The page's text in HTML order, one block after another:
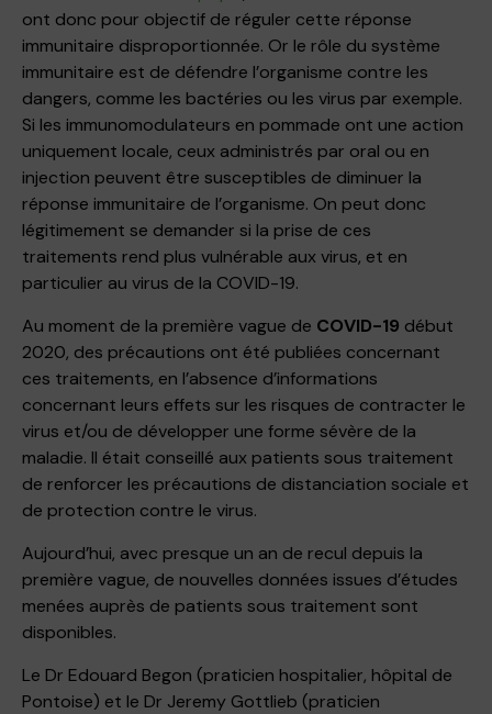
ont donc pour objectif de réguler cette réponse
immunitaire disproportionnée. Or le rôle du système
immunitaire est de défendre l’organisme contre les
dangers, comme les bactéries ou les virus par exemple.
Si les immunomodulateurs en pommade ont une action
uniquement locale, ceux administrés par oral ou en
injection peuvent être susceptibles de diminuer la
réponse immunitaire de l’organisme. On peut donc
légitimement se demander si la prise de ces
traitements rend plus vulnérable aux virus, et en
particulier au virus de la COVID-19.
Au moment de la première vague de COVID-19 début
2020, des précautions ont été publiées concernant
ces traitements, en l’absence d’informations
concernant leurs effets sur les risques de contracter le
virus et/ou de développer une forme sévère de la
maladie. Il était conseillé aux patients sous traitement
de renforcer les précautions de distanciation sociale et
de protection contre le virus.
Aujourd’hui, avec presque un an de recul depuis la
première vague, de nouvelles données issues d’études
menées auprès de patients sous traitement sont
disponibles.
Le Dr Edouard Begon (praticien hospitalier, hôpital de
Pontoise) et le Dr Jeremy Gottlieb (praticien